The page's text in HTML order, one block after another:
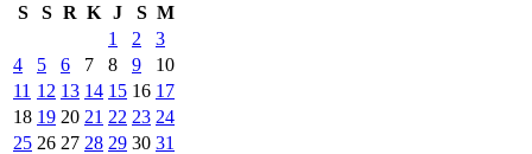
S
S R K J S M
1
2
3
4
5 6 7 8 9
10
11 12 13 14 15 16 17
18 19 20 21 22 23 24
25 26 27 28 29 30 31